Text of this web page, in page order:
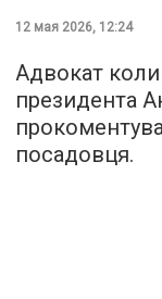
12 мая 2026, 12:24
Адвокат
президента
посадовця.